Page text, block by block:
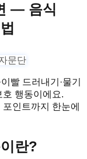
— 음식
문단
빨 드러내기·물기
행동이에요.
인트까지 한눈에
란?